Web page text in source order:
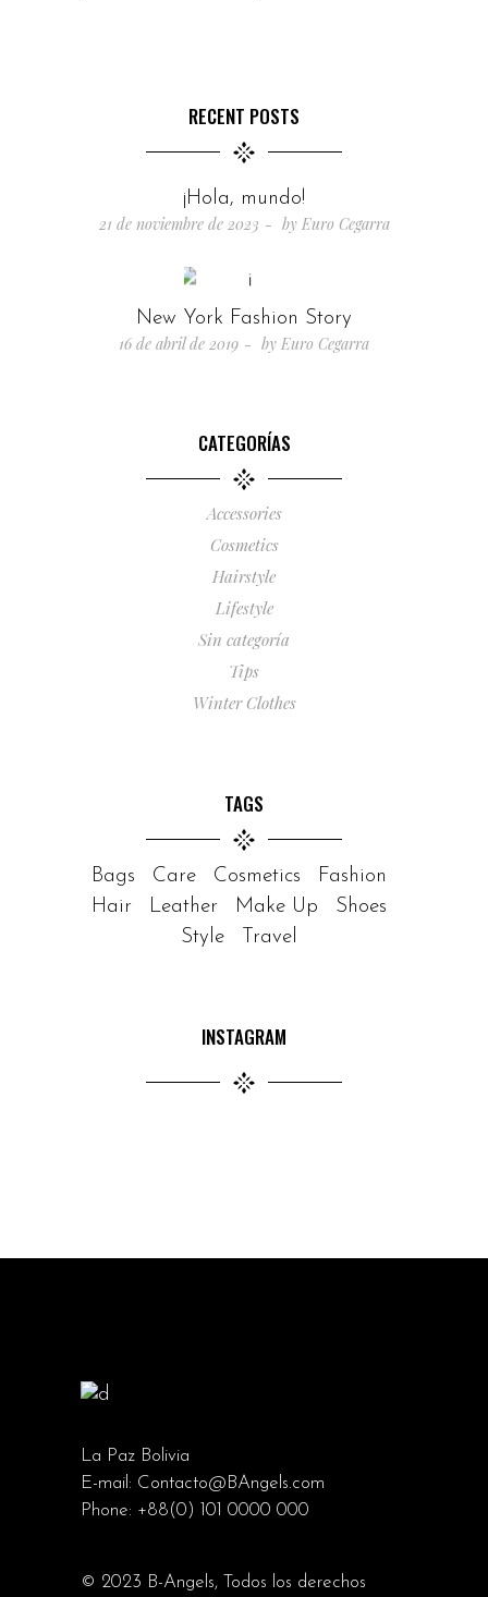
RECENT POSTS
¡Hola, mundo!
21 de noviembre de 2023
by Euro Cegarra
New York Fashion Story
16 de abril de 2019
by Euro Cegarra
CATEGORÍAS
Accessories
Cosmetics
Hairstyle
Lifestyle
Sin categoría
Tips
Winter Clothes
TAGS
Bags Care Cosmetics
Fashion
Hair
Leather Make Up
Shoes
Style
Travel
INSTAGRAM
La Paz Bolivia
E-mail: Contacto@BAngels.com
Phone: +88(0) 101 0000 000
© 2023 B-Angels, Todos los derechos